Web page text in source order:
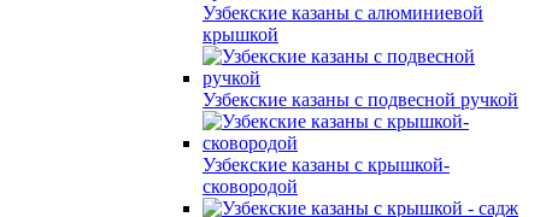
Узбекские казаны с алюминиевой
крышкой
Узбекские казаны с подвесной ручкой
Узбекские казаны с крышкой-
сковородой